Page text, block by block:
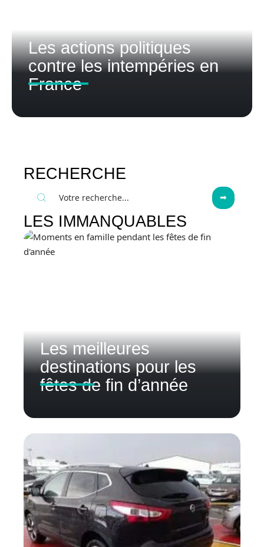
Les actions politiques
contre les intempéries en
France
RECHERCHE
LES IMMANQUABLES
Les meilleures
destinations pour les
fêtes de fin d’année